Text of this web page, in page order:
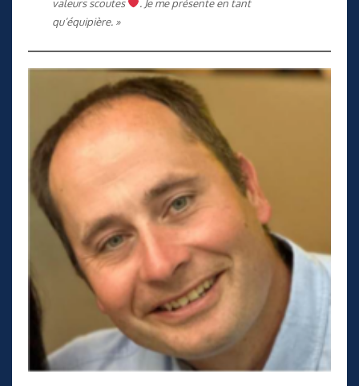
valeurs scoutes
. Je me présente en tant
qu’équipière. »